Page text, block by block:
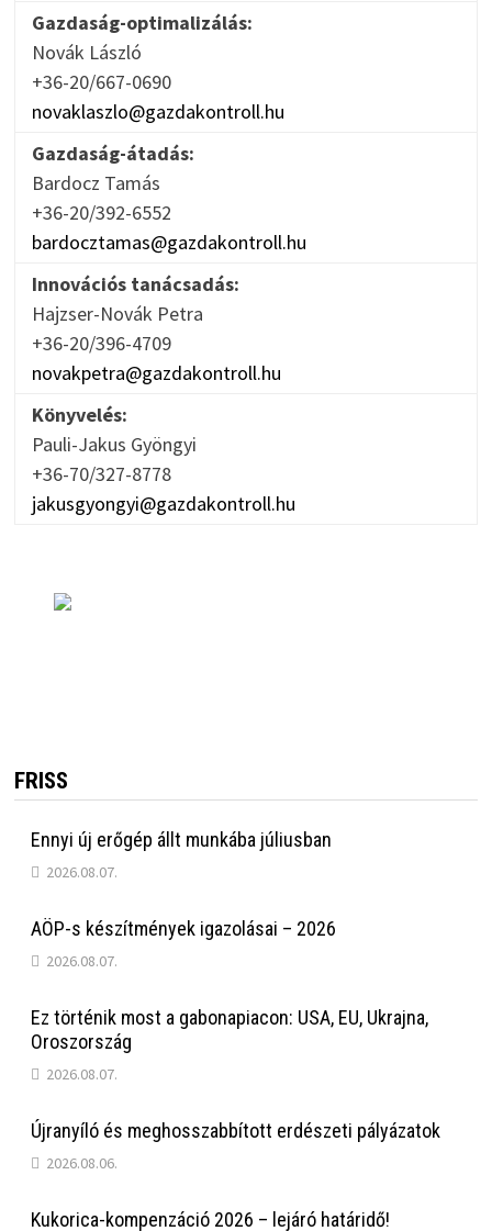
Gazdaság-optimalizálás:
Novák László
+36-20/667-0690
novaklaszlo@gazdakontroll.hu
Gazdaság-átadás:
Bardocz Tamás
+36-20/392-6552
bardocztamas@gazdakontroll.hu
Innovációs tanácsadás:
Hajzser-Novák Petra
+36-20/396-4709
novakpetra@gazdakontroll.hu
Könyvelés:
Pauli-Jakus Gyöngyi
+36-70/327-8778
jakusgyongyi@gazdakontroll.hu
FRISS
Ennyi új erőgép állt munkába júliusban
2026.08.07.
AÖP-s készítmények igazolásai – 2026
2026.08.07.
Ez történik most a gabonapiacon: USA, EU, Ukrajna,
Oroszország
2026.08.07.
Újranyíló és meghosszabbított erdészeti pályázatok
2026.08.06.
Kukorica-kompenzáció 2026 – lejáró határidő!